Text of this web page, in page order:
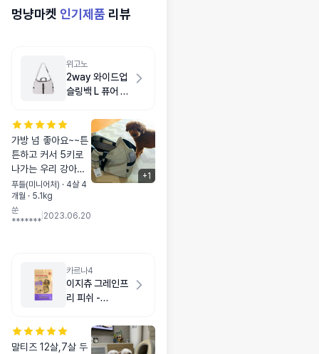
멍냥마켓 인기제품 리뷰
위고노
2way 와이드업
슬링백 L 퓨어 그
가방 넘 좋아요~~튼
튼하고 커서 5키로
나가는 우리 강아지
가 들어가고도 아주
넉넉합니다~그리고
바닥이 튼튼해서 쳐
입니다~~!!♡
푸들(미니어처) · 4살 4
개월 · 5.1kg
쑨
*******
2023.06.20
+1
카르나4
이지츄 그레인프
리 피쉬 -
말티즈 12살,7살 두